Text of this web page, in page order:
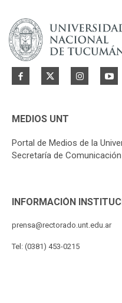
MEDIOS UNT
Portal de Medios de la
Secretaría de
INFORMACIÓN
prensa@rectorado.unt.edu.ar
Tel: (0381) 453-0215